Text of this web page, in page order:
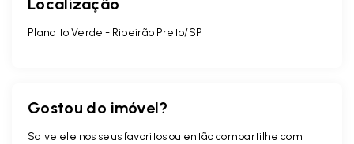
Localização
Planalto Verde - Ribeirão Preto/SP
Gostou do imóvel?
Salve ele nos seus favoritos ou então compartilhe com